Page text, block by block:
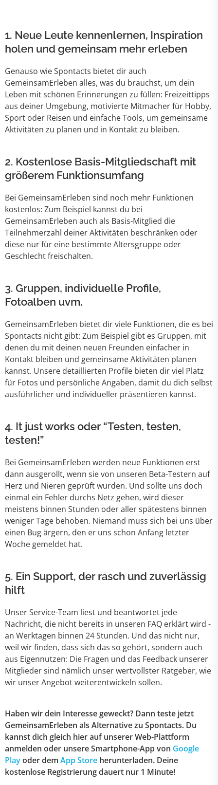
1. Neue Leute kennenlernen, Inspiration
holen und gemeinsam mehr erleben
Genauso wie Spontacts bietet dir auch
GemeinsamErleben alles, was du brauchst, um dein
Leben mit schönen Erinnerungen zu füllen: Freizeittipps
aus deiner Umgebung, motivierte Mitmacher für Hobby,
Sport oder Reisen und einfache Tools, um gemeinsame
Aktivitäten zu planen und in Kontakt zu bleiben.
2. Kostenlose Basis-Mitgliedschaft mit
größerem Funktionsumfang
Bei GemeinsamErleben sind noch mehr Funktionen
kostenlos: Zum Beispiel kannst du bei
GemeinsamErleben auch als Basis-Mitglied die
Teilnehmerzahl deiner Aktivitäten beschränken oder
diese nur für eine bestimmte Altersgruppe oder
Geschlecht freischalten.
3. Gruppen, individuelle Profile,
Fotoalben uvm.
GemeinsamErleben bietet dir viele Funktionen, die es bei
Spontacts nicht gibt: Zum Beispiel gibt es Gruppen, mit
denen du mit deinen neuen Freunden einfacher in
Kontakt bleiben und gemeinsame Aktivitäten planen
kannst. Unsere detaillierten Profile bieten dir viel Platz
für Fotos und persönliche Angaben, damit du dich selbst
ausführlicher und individueller präsentieren kannst.
4. It just works oder “Testen, testen,
testen!”
Bei GemeinsamErleben werden neue Funktionen erst
dann ausgerollt, wenn sie von unseren Beta-Testern auf
Herz und Nieren geprüft wurden. Und sollte uns doch
einmal ein Fehler durchs Netz gehen, wird dieser
meistens binnen Stunden oder aller spätestens binnen
weniger Tage behoben. Niemand muss sich bei uns über
einen Bug ärgern, den er uns schon Anfang letzter
Woche gemeldet hat.
5. Ein Support, der rasch und zuverlässig
hilft
Unser Service-Team liest und beantwortet jede
Nachricht, die nicht bereits in unseren FAQ erklärt wird -
an Werktagen binnen 24 Stunden. Und das nicht nur,
weil wir finden, dass sich das so gehört, sondern auch
aus Eigennutzen: Die Fragen und das Feedback unserer
Mitglieder sind nämlich unser wertvollster Ratgeber, wie
wir unser Angebot weiterentwickeln sollen.
Haben wir dein Interesse geweckt? Dann teste jetzt
GemeinsamErleben als Alternative zu Spontacts. Du
kannst dich gleich hier auf unserer Web-Plattform
anmelden oder unsere Smartphone-App von Google
Playoder dem App Store herunterladen. Deine
kostenlose Registrierung dauert nur 1 Minute!